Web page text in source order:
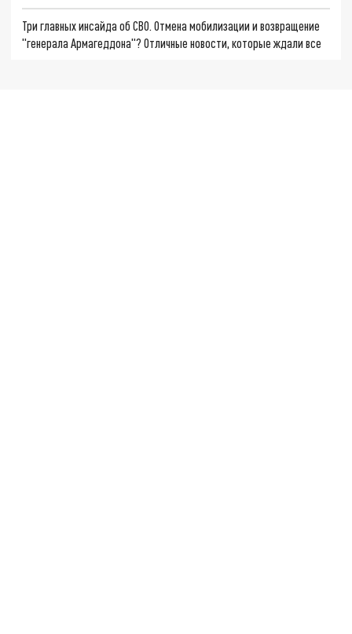
Три главных инсайда об СВО. Отмена мобилизации и возвращение
"генерала Армагеддона"? Отличные новости, которые ждали все